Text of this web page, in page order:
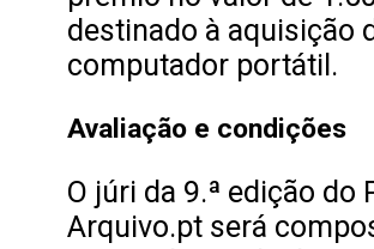
destinado à aquisição
computador portátil.
Avaliação e condições
O júri da 9.ª edição do
Arquivo.pt será